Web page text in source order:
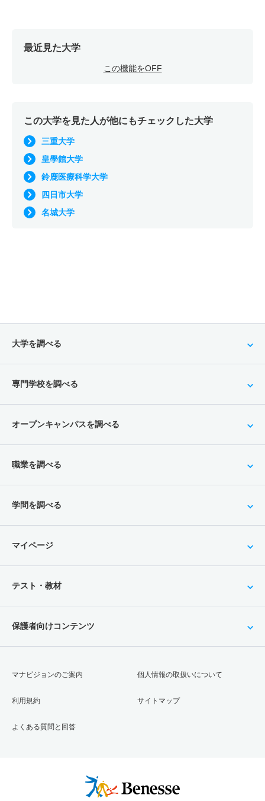
最近見た大学
この機能をOFF
この大学を見た人が他にもチェックした大学
三重大学
皇學館大学
鈴鹿医療科学大学
四日市大学
名城大学
大学を調べる
専門学校を調べる
オープンキャンパスを調べる
職業を調べる
学問を調べる
マイページ
テスト・教材
保護者向けコンテンツ
マナビジョンのご案内
利用規約
よくある質問と回答
個人情報の取扱いについて
サイトマップ